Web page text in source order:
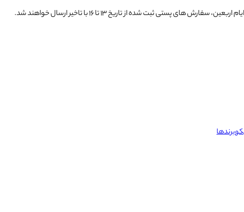
های پستی ثبت شده از تاریخ ۱۳ تا ۱۶ با تاخیر ارسال خواهند شد.
برندها